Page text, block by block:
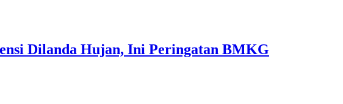
Dilanda Hujan, Ini Peringatan BMKG